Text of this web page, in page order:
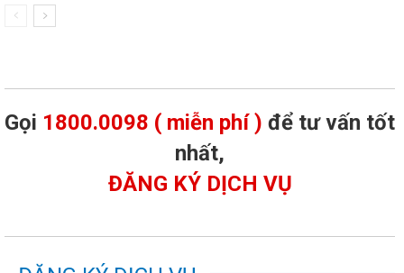
Gọi 1800.0098 ( miễn phí ) để tư vấn tốt
nhất,
ĐĂNG KÝ DỊCH VỤ